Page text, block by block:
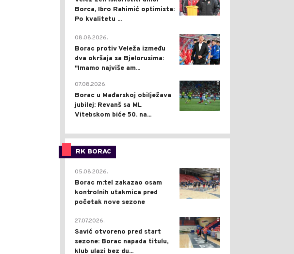
Borca, Ibro Rahimić optimista:
Po kvalitetu ...
0
08.08.2026.
Borac protiv Veleža između
dva okršaja sa Bjelorusima:
"Imamo najviše am...
0
07.08.2026.
Borac u Mađarskoj obilježava
jubilej: Revanš sa ML
Vitebskom biće 50. na...
RK BORAC
0
05.08.2026.
Borac m:tel zakazao osam
kontrolnih utakmica pred
početak nove sezone
0
27.07.2026.
Savić otvoreno pred start
sezone: Borac napada titulu,
klub ulazi bez du...